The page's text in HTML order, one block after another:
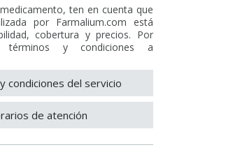
ten en cuenta que
por Farmalium.com está
cobertura y precios. Por
y condiciones a
condiciones del servicio
de atención